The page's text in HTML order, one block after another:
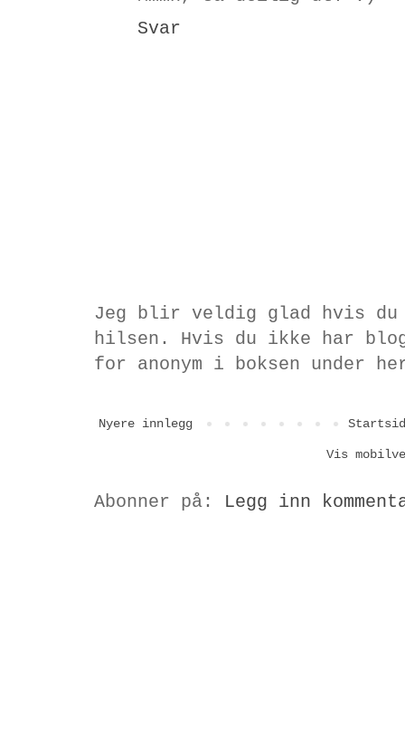
Svar
Jeg blir veldig glad hvis
hilsen. Hvis du ikke har
for anonym i boksen under
Nyere innlegg
Vis
Abonner på: Legg inn